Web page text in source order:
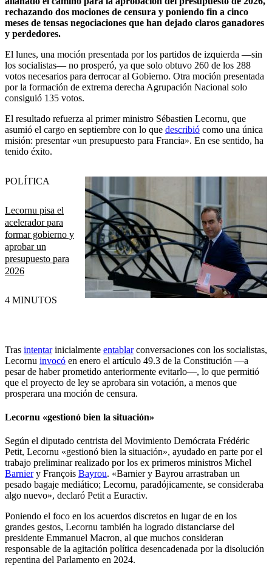
rechazando dos mociones de censura y poniendo fin a cinco
meses de tensas negociaciones que han dejado claros ganadores
y perdedores.
El lunes, una moción presentada por los partidos de izquierda —sin
los socialistas— no prosperó, ya que solo obtuvo 260 de los 288
votos necesarios para derrocar al Gobierno. Otra moción presentada
por la formación de extrema derecha Agrupación Nacional solo
consiguió 135 votos.
El resultado refuerza al primerministro Sébastien Lecornu, que
asumió el cargo en septiembre con lo que describió como una única
misión: presentar «un presupuesto para Francia». En ese sentido, ha
tenido éxito.
Lecornu pisa el
acelerador para
formar gobierno y
aprobar un
presupuesto para
2026
POLÍTICA
4 MINUTOS
Tras intentarinicialmente entablarconversaciones con los socialistas,
Lecornu invocó en enero el artículo 49.3 de la Constitución —a
pesar de haber prometido anteriormente evitarlo—, lo que permitió
que el proyecto de ley se aprobara sin votación, a menos que
prosperara una moción de censura.
Lecornu «gestionó bien la situación»
Según el diputado centrista del Movimiento Demócrata Frédéric
Petit, Lecornu «gestionó bien la situación», ayudado en parte por el
trabajo preliminar realizado por los ex primeros ministros Michel
Barniery François Bayrou. «Barnier y Bayrou arrastraban un
pesado bagaje mediático; Lecornu, paradójicamente, se consideraba
algo nuevo», declaró Petit a Euractiv.
Poniendo el foco en los acuerdos discretos en lugar de en los
grandes gestos, Lecornu también ha logrado distanciarse del
presidente Emmanuel Macron, al que muchos consideran
responsable de la agitación política desencadenada por la disolución
repentina del Parlamento en 2024.